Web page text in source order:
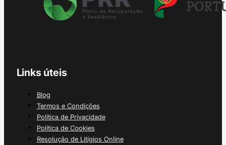
Links úteis
Blog
Termos e Condições
Política de Privacidade
Política de Cookies
Resolução de Litígios Online